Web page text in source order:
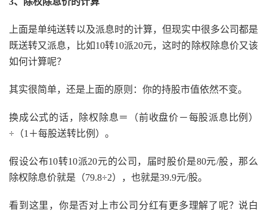
上面是单纯送转以及派息时的计算，但现实中很多公司都是
既送转又派息，比如10转10派20元，这时的除权除息价又该
如何计算呢？
其实很简单，还是上面的原则：你的持股市值依然不变。
换成公式的话，除权除息＝（前收盘价－每股派息比例）
÷（1＋每股送转比例）。
假设公布10转10派20元的公司，届时股价是80元/股，那么
除权除息价就是（79.8÷2），也就是39.9元/股。
看到这里，你是否对上市公司分红有更多理解了呢？说白